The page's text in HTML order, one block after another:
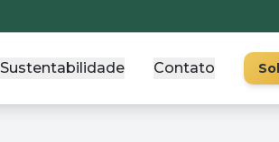
Sustentabilidade Contato